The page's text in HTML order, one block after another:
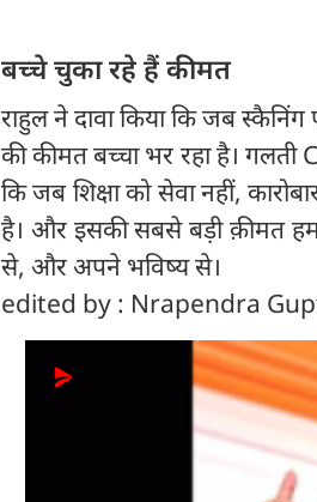
बच्चे चुका रहे हैं कीमत
राहुल ने दावा किया कि जब
की कीमत बच्चा भर रहा है। गलती
कि जब शिक्षा को सेवा नहीं,
है। और इसकी सबसे बड़ी क़ीमत
से, और अपने भविष्य से।
edited by : Nrapendra